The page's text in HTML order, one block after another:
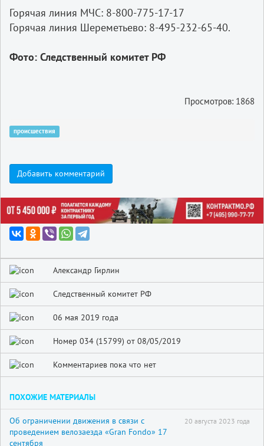
Горячая линия МЧС: 8-800-775-17-17
Горячая линия Шереметьево: 8-495-232-65-40.
Фото: Следственный комитет РФ
Просмотров: 1868
происшествия
Добавить комментарий
Александр Гирлин
Следственный комитет РФ
06 мая 2019 года
Номер 034 (15799) от 08/05/2019
Комментариев пока что нет
ПОХОЖИЕ МАТЕРИАЛЫ
Об ограничении движения в связи с
проведением велозаезда «Gran Fondo» 17
сентября
20 августа 2023 года